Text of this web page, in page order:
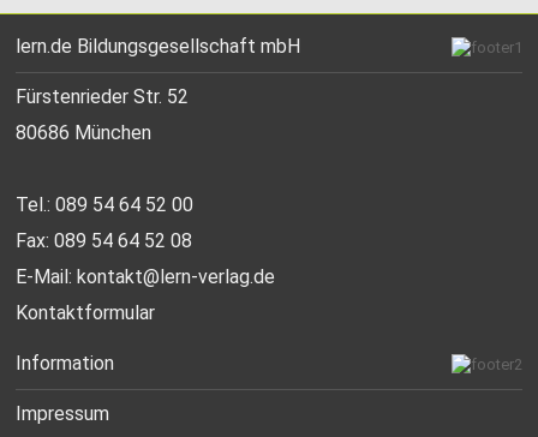
lern.de Bildungsgesellschaft mbH
Fürstenrieder Str. 52
80686 München
Tel.: 089 54 64 52 00
Fax: 089 54 64 52 08
E-Mail:kontakt@lern-verlag.de
Kontaktformular
Information
Impressum